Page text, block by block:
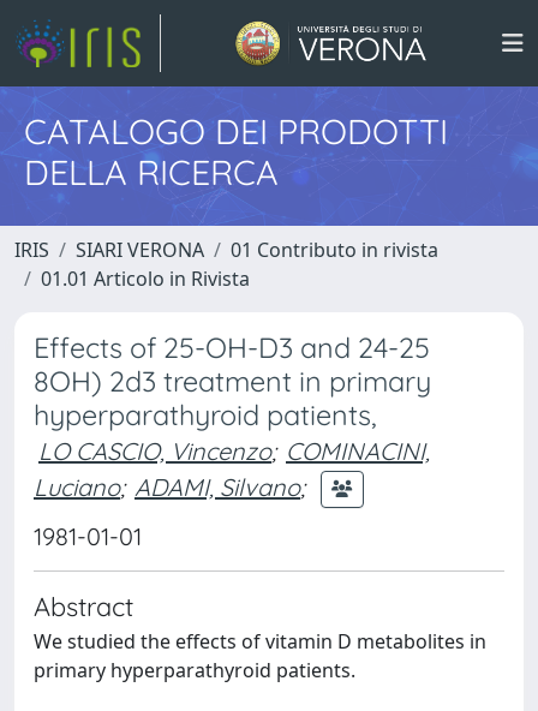
CATALOGO DEI PRODOTTI
DELLA RICERCA
IRIS SIARI VERONA
01 Contributo in rivista
01.01 Articolo in Rivista
Effects of 25-OH-D3 and 24-25
8OH) 2d3 treatment in primary
hyperparathyroid patients,
LO CASCIO, Vincenzo; COMINACINI,
Luciano; ADAMI, Silvano;
1981-01-01
Abstract
We studied the effects of vitamin D metabolites in
primary hyperparathyroid patients.